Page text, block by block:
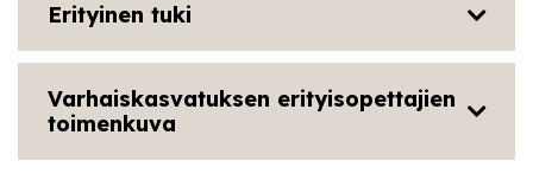
Erityinen tuki
Varhaiskasvatuksen erityisopettajien
toimenkuva